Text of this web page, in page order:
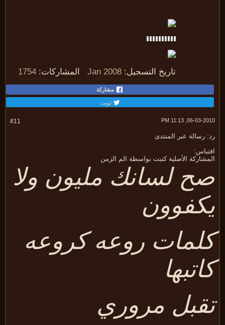
تاريخ التسجيل: Jan 2008 المشاركات: 1754
مشاركة
تويت
06-03-2010,
رسالة عبر المنتدى
الأصلية كتبت بواسطة الم الزمن
لسانك مليون ولا
روعه كروعه
مروري